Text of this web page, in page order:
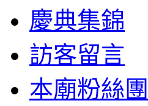
慶典集錦
訪客留言
本廟粉絲團